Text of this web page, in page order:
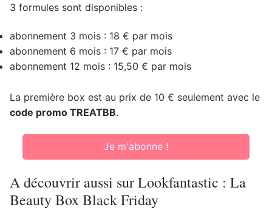
3 formules sont disponibles :
abonnement 3 mois : 18 € par mois
abonnement 6 mois : 17 € par mois
abonnement 12 mois : 15,50 € par mois
La première box est au prix de 10 € seulement avec le
code promo TREATBB.
Je m'abonne !
A découvrir aussi sur Lookfantastic : La
Beauty Box Black Friday